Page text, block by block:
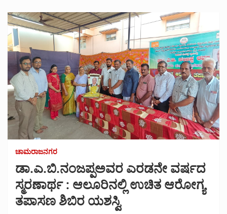
ಚಾಮರಾಜನಗರ
ಡಾ.ಎ.ಬಿ.ನಂಜಪ್ಪಅವರ ಎರಡನೇ ವರ್ಷದ
ಸ್ಮರಣಾರ್ಥ : ಆಲೂರಿನಲ್ಲಿ ಉಚಿತ ಆರೋಗ್ಯ
ತಪಾಸಣ ಶಿಬಿರ ಯಶಸ್ವಿ